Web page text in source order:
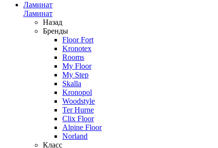
Ламинат
Ламинат
Назад
Бренды
Floor Fort
Kronotex
Rooms
My Floor
My Step
Skalla
Kronopol
Woodstyle
Ter Hurne
Clix Floor
Alpine Floor
Norland
Класс